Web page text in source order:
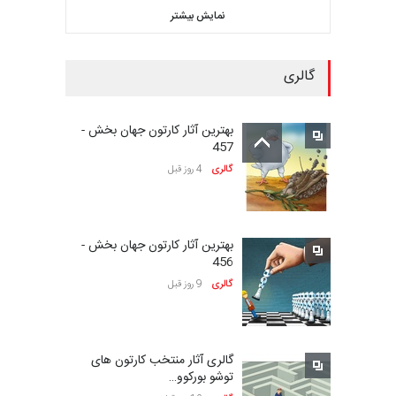
مهلت 25 روز دیگر
مهلت 25 روز دیگر
مهلت 27 روز دیگر
مهلت حدود یک ماه دیگر
نمایش بیشتر
گالری
بهترین آثار کارتون جهان بخش -
457
گالری 4 روز قبل
بهترین آثار کارتون جهان بخش -
456
گالری 9 روز قبل
گالری آثار منتخب کارتون های
توشو بورکوو…